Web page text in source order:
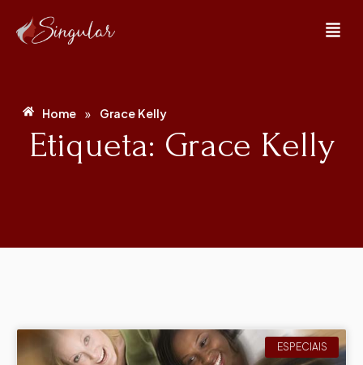
Home » Grace Kelly
Etiqueta: Grace Kelly
ESPECIAIS